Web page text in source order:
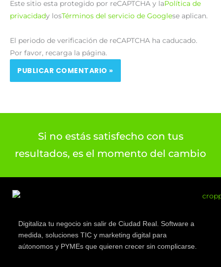
Este sitio esta protegido por reCAPTCHA y laPolítica de
privacidady losTérminos del servicio de Googlese aplican.
El periodo de verificación de reCAPTCHA ha caducado.
Por favor, recarga la página.
Si no estás satisfecho con tus
resultados, es el momento del cambio
Digitaliza tu negocio sin salir de Ciudad Real. Software a
medida, soluciones TIC y marketing digital para
aútonomos y PYMEs que quieren crecer sin complicarse.